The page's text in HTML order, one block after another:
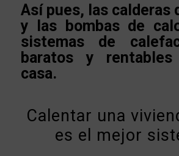
Así pues, las calderas
y las bombas de
sistemas de
baratos y
casa.
Calentar una
es el mejor